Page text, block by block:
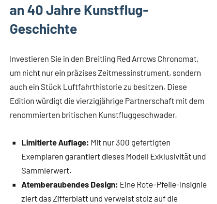
an 40 Jahre Kunstflug-
Geschichte
Investieren Sie in den Breitling Red Arrows Chronomat,
um nicht nur ein präzises Zeitmessinstrument, sondern
auch ein Stück Luftfahrthistorie zu besitzen. Diese
Edition würdigt die vierzigjährige Partnerschaft mit dem
renommierten britischen Kunstfluggeschwader.
Limitierte Auflage: Mit nur 300 gefertigten
Exemplaren garantiert dieses Modell Exklusivität und
Sammlerwert.
Atemberaubendes Design: Eine Rote-Pfeile-Insignie
ziert das Zifferblatt und verweist stolz auf die